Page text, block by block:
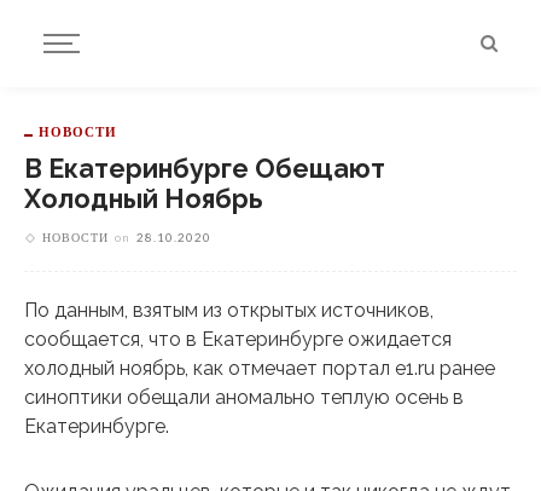
НОВОСТИ
В Екатеринбурге Обещают
Холодный Ноябрь
НОВОСТИ on 28.10.2020
По данным, взятым из открытых источников,
сообщается, что в Екатеринбурге ожидается
холодный ноябрь, как отмечает портал e1.ru ранее
синоптики обещали аномально теплую осень в
Екатеринбурге.